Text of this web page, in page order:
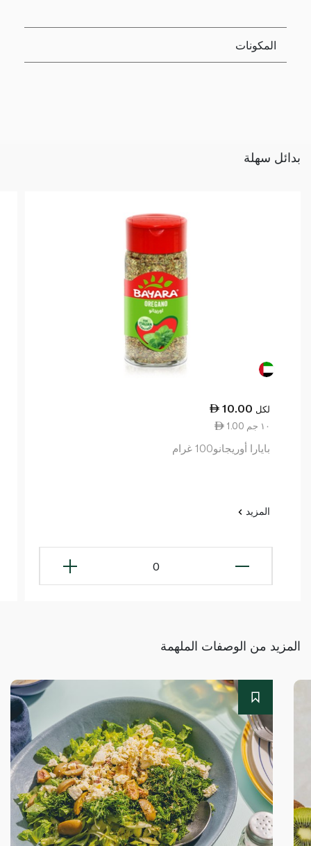
المكونات
بدائل سهلة
10.00 لكل
1.00 ١٠ جم
بايارا أوريجانو100 غرام
المزيد
0
المزيد من الوصفات الملهمة